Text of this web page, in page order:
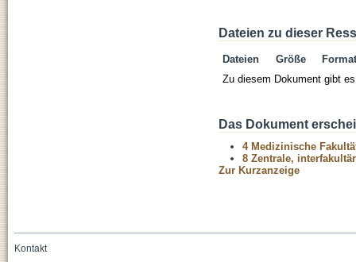
Dateien zu dieser
Dateien Größe
Format
Zu diesem Dokument gibt
Das Dokument
4 Medizinische
8 Zentrale,
Zur Kurzanzeige
Kontakt